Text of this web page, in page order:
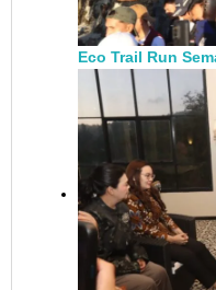
Eco Trail Run